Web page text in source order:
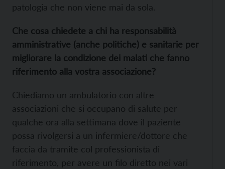
patologia che non viene mai da sola.
Che cosa chiedete a chi ha responsabilità
amministrative (anche politiche) e sanitarie per
migliorare la condizione dei malati che fanno
riferimento alla vostra associazione?
Chiediamo un ambulatorio con altre
associazioni che si occupano di salute per
qualche ora alla settimana dove il paziente
possa rivolgersi a un infermiere/dottore che
faccia da tramite col professionista di
riferimento, per avere un filo diretto nei vari